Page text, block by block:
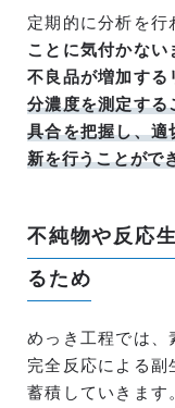
定期的に分析を行
ことに気付かない
不良品が増加する
分濃度を測定する
具合を把握し、適
新を行うことがで
不純物や反応
るため
めっき工程では、
完全反応による副
蓄積していきます